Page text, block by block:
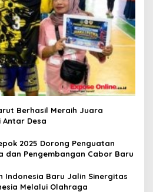
Berhasil Meraih Juara
Antar Desa
2025 Dorong Penguatan
dan Pengembangan Cabor Baru
Indonesia Baru Jalin Sinergitas
Melalui Olahraga